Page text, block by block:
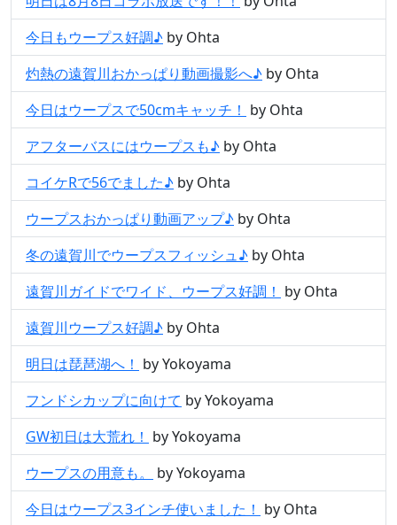
今日もウープス好調♪ by Ohta
灼熱の遠賀川おかっぱり動画撮影へ♪ by Ohta
今日はウープスで50cmキャッチ！ by Ohta
アフターバスにはウープスも♪ by Ohta
コイケRで56でました♪ by Ohta
ウープスおかっぱり動画アップ♪ by Ohta
冬の遠賀川でウープスフィッシュ♪ by Ohta
遠賀川ガイドでワイド、ウープス好調！ by Ohta
遠賀川ウープス好調♪ by Ohta
明日は琵琶湖へ！ by Yokoyama
フンドシカップに向けて by Yokoyama
GW初日は大荒れ！ by Yokoyama
ウープスの用意も。
by Yokoyama
今日はウープス3インチ使いました！ by Ohta